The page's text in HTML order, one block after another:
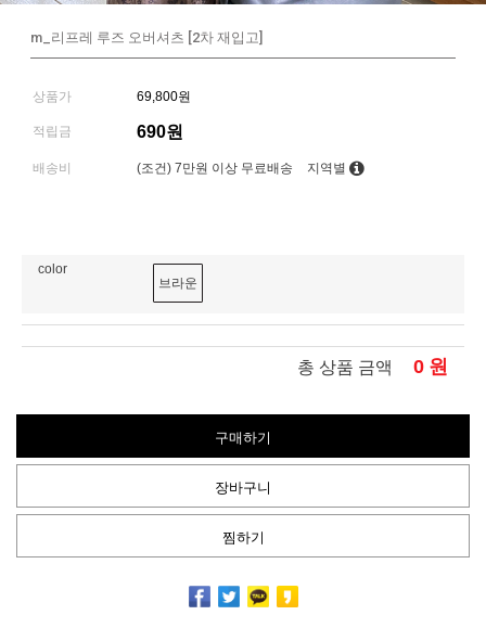
m_리프레 루즈 오버셔츠 [2차 재입고]
상품가 69,800원
적립금 690원
배송비 (조건) 7만원 이상 무료배송 지역별
color
브라운
총 상품 금액 0 원
구매하기
장바구니
찜하기